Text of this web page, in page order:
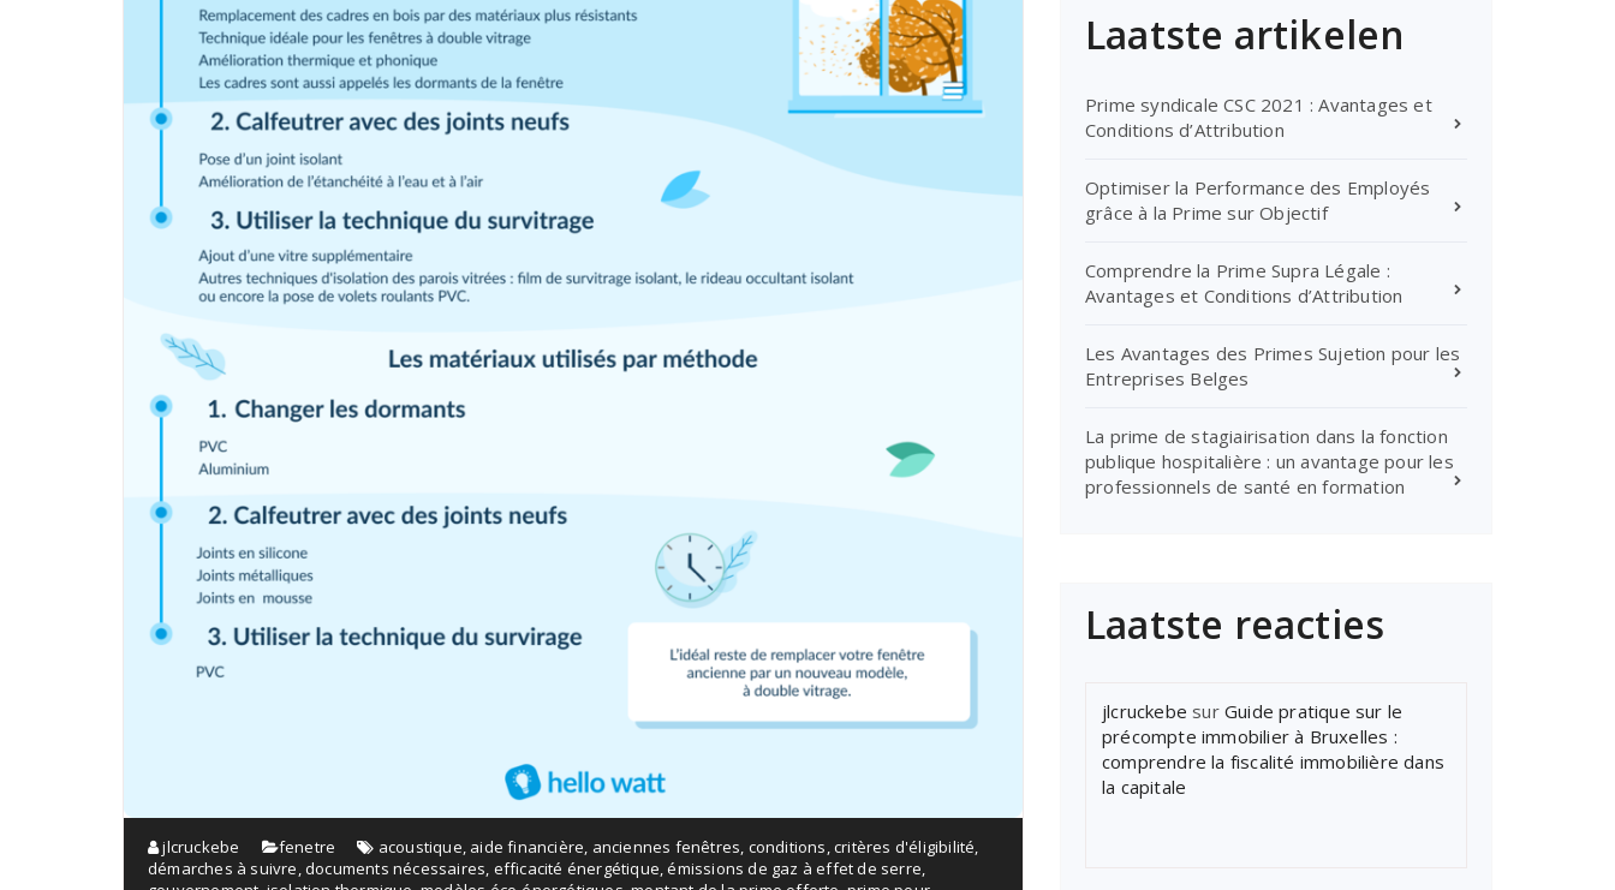
jlcruckebe fenetre acoustique, aide financière, anciennes fenêtres, conditions,critères d'éligibilité,
démarches à suivre,documents nécessaires, efficacité énergétique,émissions de gaz à effet de serre,
Laatste artikelen
Prime syndicale CSC 2021 : Avantages et
Conditions d’Attribution
Optimiser la Performance des Employés
grâce à la Prime sur Objectif
Comprendre la Prime Supra Légale :
Avantages et Conditions d’Attribution
Les Avantages des Primes Sujetion pour les
Entreprises Belges
La prime de stagiairisation dans la fonction
publique hospitalière : un avantage pour les
professionnels de santé en formation
Laatste reacties
jlcruckebe sur Guide pratique sur le
précompte immobilier à Bruxelles :
comprendre la fiscalité immobilière dans
la capitale